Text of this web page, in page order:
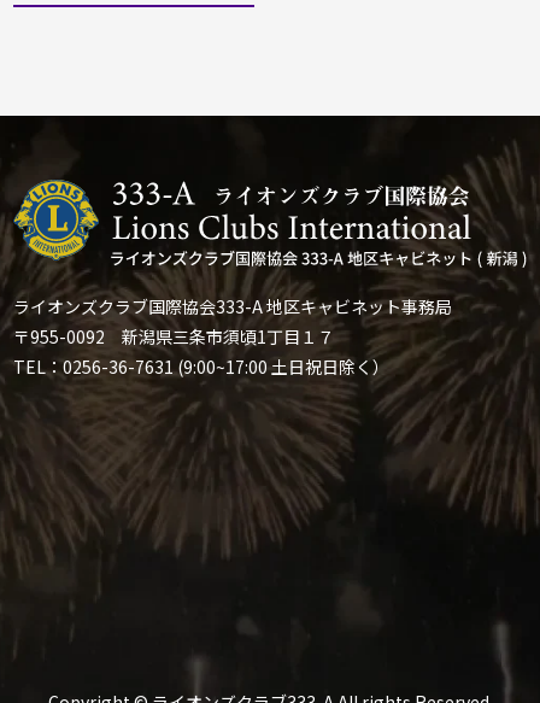
ライオンズクラブ国際協会333-A 地区キャビネット事務局
〒955-0092 新潟県三条市須頃1丁目１７
TEL：0256-36-7631 (9:00~17:00 土日祝日除く）